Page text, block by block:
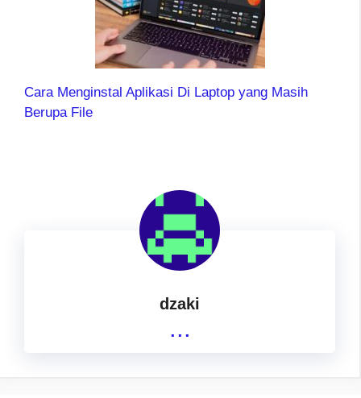
Cara Menginstal Aplikasi Di Laptop yang Masih
Berupa File
dzaki
...